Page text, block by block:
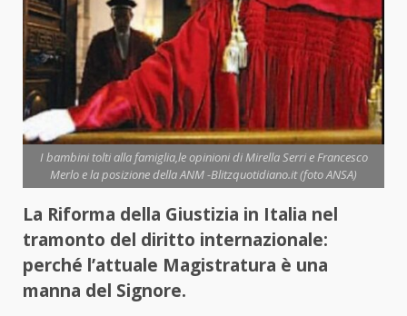
I bambini tolti alla famiglia,le opinioni di Mirella Serri e Francesco
Merlo e la posizione della ANM -Blitzquotidiano.it (foto ANSA)
La Riforma della Giustizia in Italia nel
tramonto del diritto internazionale:
perché l’attuale Magistratura è una
manna del Signore.